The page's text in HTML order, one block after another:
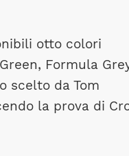
otto colori
Formula
scelto da Tom
la prova di